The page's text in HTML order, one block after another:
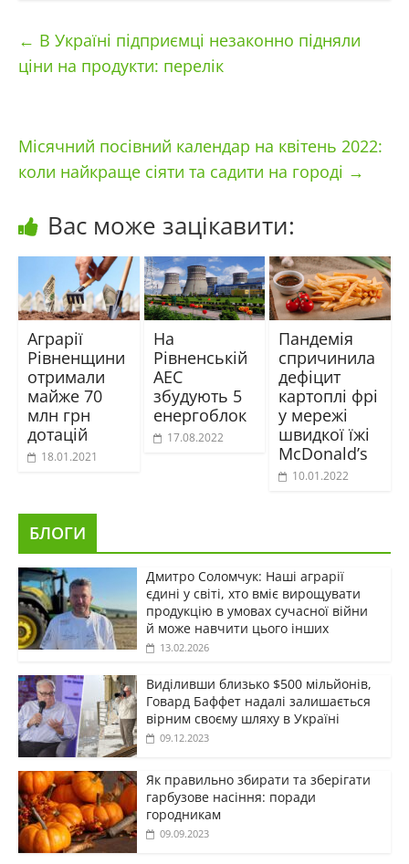
← В Україні підприємці незаконно підняли
ціни на продукти: перелік
Місячний посівний календар на квітень 2022:
коли найкраще сіяти та садити на городі →
Вас може зацікавити:
Аграрії
Рівненщини
отримали
майже 70
млн грн
дотацій
18.01.2021
На
Рівненській
АЕС
збудують 5
енергоблок
17.08.2022
Пандемія
спричинила
дефіцит
картоплі фрі
у мережі
швидкої їжі
McDonald’s
10.01.2022
БЛОГИ
Дмитро Соломчук: Наші аграрії
єдині у світі, хто вміє вирощувати
продукцію в умовах сучасної війни
й може навчити цього інших
13.02.2026
Виділивши близько $500 мільйонів,
Говард Баффет надалі залишається
вірним своєму шляху в Україні
09.12.2023
Як правильно збирати та зберігати
гарбузове насіння: поради
городникам
09.09.2023